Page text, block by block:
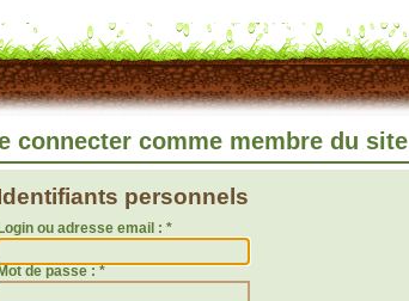
connecter comme membre du site
personnels
Login ou adresse email : *
de passe :*